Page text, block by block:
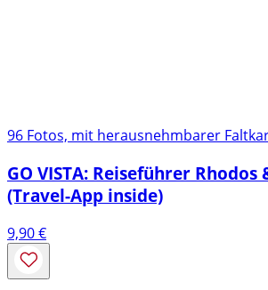
96 Fotos, mit herausnehmbarer
GO VISTA: Reiseführer Rhodos
(Travel-App inside)
9,90€